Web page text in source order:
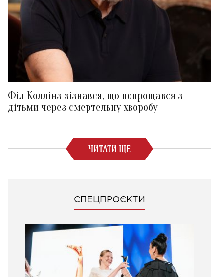
Філ Коллінз зізнався, що попрощався з
дітьми через смертельну хворобу
ЧИТАТИ ЩЕ
СПЕЦПРОЄКТИ